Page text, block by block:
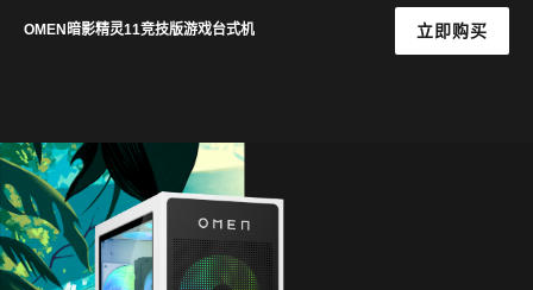
OMEN暗影精灵11竞技版游戏台式机 立即购买